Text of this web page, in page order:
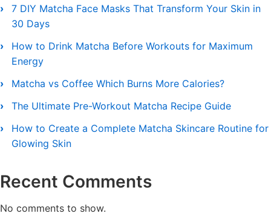
7 DIY Matcha Face Masks That Transform Your Skin in
30 Days
How to Drink Matcha Before Workouts for Maximum
Energy
Matcha vs Coffee Which Burns More Calories?
The Ultimate Pre-Workout Matcha Recipe Guide
How to Create a Complete Matcha Skincare Routine for
Glowing Skin
Recent Comments
No comments to show.